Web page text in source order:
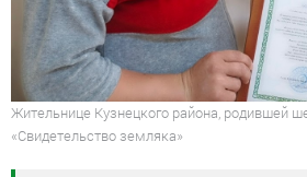
Жительнице Кузнецкого района, родившей
«Свидетельство земляка»